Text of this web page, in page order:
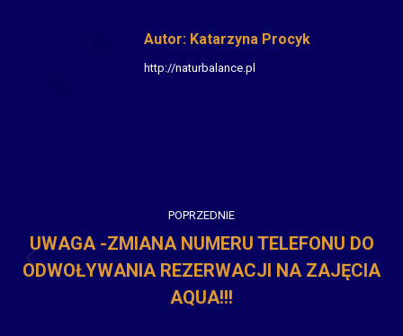
Autor: Katarzyna Procyk
http://naturbalance.pl
wpisów
POPRZEDNIE
Poprzedni
wpis:
UWAGA -ZMIANA NUMERU TELEFONU DO
ODWOŁYWANIA REZERWACJI NA ZAJĘCIA
AQUA!!!